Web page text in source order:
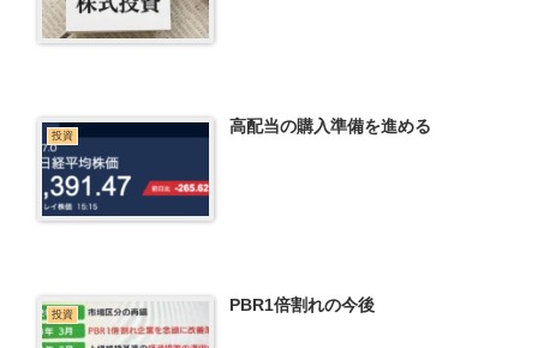
投資 高配当の購入準備を進める
投資 PBR1倍割れの今後